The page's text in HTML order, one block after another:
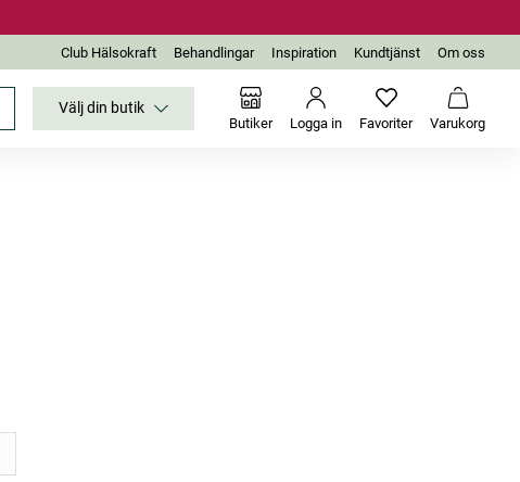
Club Hälsokraft Behandlingar Inspiration Kundtjänst Om oss
Välj din butik
Butiker Logga in FavoriterInga favoriter
Varukorg